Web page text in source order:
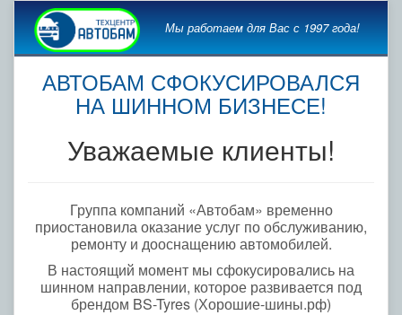
Мы работаем для Вас с 1997 года!
АВТОБАМ СФОКУСИРОВАЛСЯ
НА ШИННОМ БИЗНЕСЕ!
Уважаемые клиенты!
Группа компаний «Автобам» временно
приостановила оказание услуг по обслуживанию,
ремонту и дооснащению автомобилей.
В настоящий момент мы сфокусировались на
шинном направлении, которое развивается под
брендом BS-Tyres (Хорошие-шины.рф)